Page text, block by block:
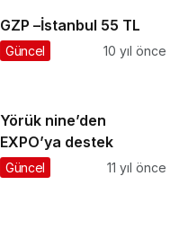
GZP –İstanbul 55 TL
Güncel 10 yıl önce
Yörük nine’den
EXPO’ya destek
Güncel 11 yıl önce